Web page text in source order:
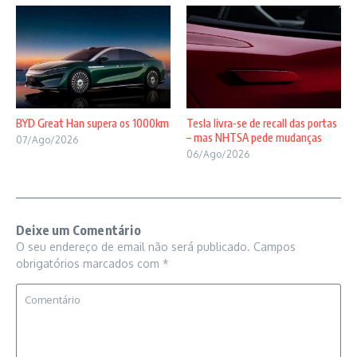
BYD Great Han supera os 1000km
07/Ago/2026
Tesla livra-se de recall das portas
– mas NHTSA pede mudanças
06/Ago/2026
Deixe um Comentário
O seu endereço de email não será publicado. Campos
obrigatórios marcados com *